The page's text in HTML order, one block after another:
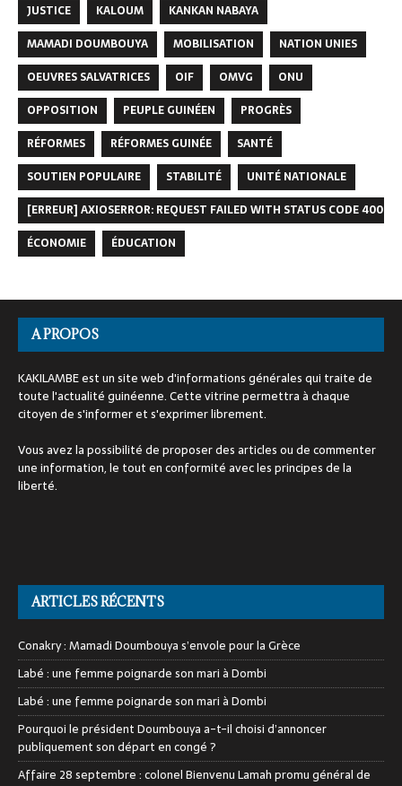
JUSTICE
KALOUM
KANKAN NABAYA
MAMADI DOUMBOUYA
MOBILISATION
NATION UNIES
OEUVRES SALVATRICES
OIF OMVG
ONU
OPPOSITION
PEUPLE GUINÉEN
PROGRÈS
RÉFORMES
RÉFORMES GUINÉE
SANTÉ
SOUTIEN POPULAIRE
STABILITÉ
UNITÉ NATIONALE
[ERREUR] AXIOSERROR: REQUEST FAILED WITH STATUS CODE 400
ÉCONOMIE
ÉDUCATION
A PROPOS
KAKILAMBE est un site web d'informations générales qui traite de
toute l'actualité guinéenne. Cette vitrine permettra à chaque
citoyen de s'informer et s'exprimer librement.
Vous avez la possibilité de proposer des articles ou de commenter
une information, le tout en conformité avec les principes de la
liberté.
ARTICLES RÉCENTS
Conakry : Mamadi Doumbouya s’envole pour la Grèce
Labé : une femme poignarde son mari à Dombi
Labé : une femme poignarde son mari à Dombi
Pourquoi le président Doumbouya a-t-il choisi d’annoncer
publiquement son départ en congé ?
Affaire 28 septembre : colonel Bienvenu Lamah promu général de